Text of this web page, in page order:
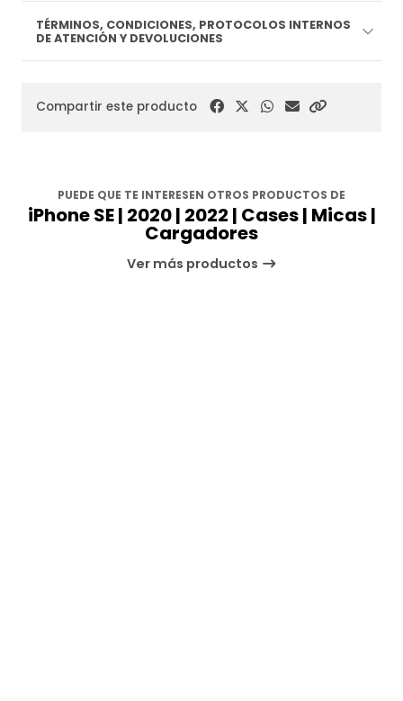
TÉRMINOS, CONDICIONES, PROTOCOLOS INTERNOS
DE ATENCIÓN Y DEVOLUCIONES
Compartir este producto
PUEDE QUE TE INTERESEN OTROS PRODUCTOS DE
iPhone SE | 2020 | 2022 | Cases | Micas |
Cargadores
Ver más productos